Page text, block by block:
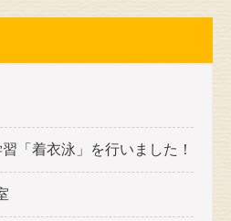
「着衣泳」を行いました！